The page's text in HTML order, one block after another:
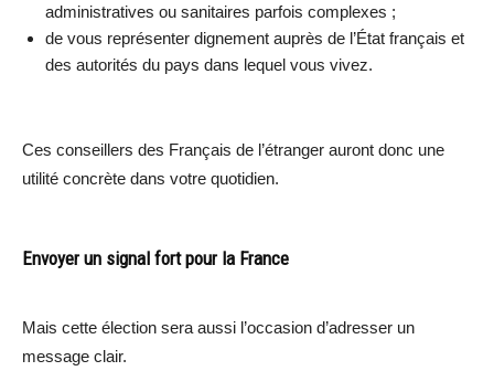
administratives ou sanitaires parfois complexes ;
de vous représenter dignement auprès de l’État français et
des autorités du pays dans lequel vous vivez.
Ces conseillers des Français de l’étranger auront donc une
utilité concrète dans votre quotidien.
Envoyer un signal fort pour la France
Mais cette élection sera aussi l’occasion d’adresser un
message clair.